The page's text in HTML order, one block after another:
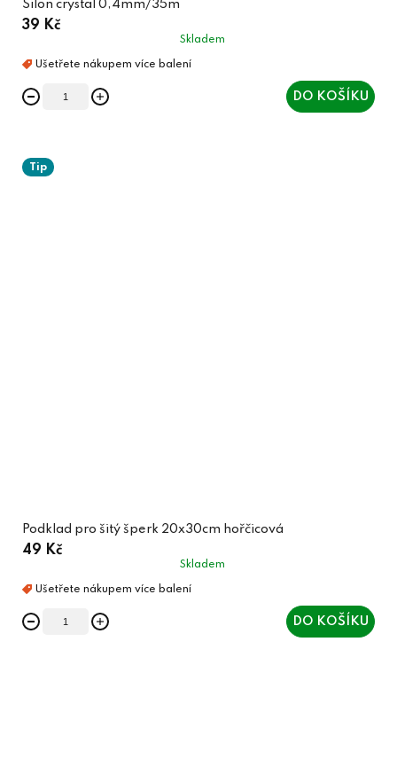
Silon crystal 0,4mm/35m
39 Kč
Skladem
DO KOŠÍKU
Tip
Podklad pro šitý šperk 20x30cm hořčicová
49 Kč
Skladem
DO KOŠÍKU